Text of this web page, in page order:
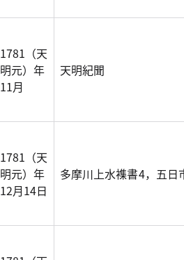
1781（天
明元）年
11月
天明紀聞
1781（天
明元）年
12月14日
多摩川上水襍書4，五